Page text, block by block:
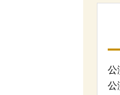
公
公